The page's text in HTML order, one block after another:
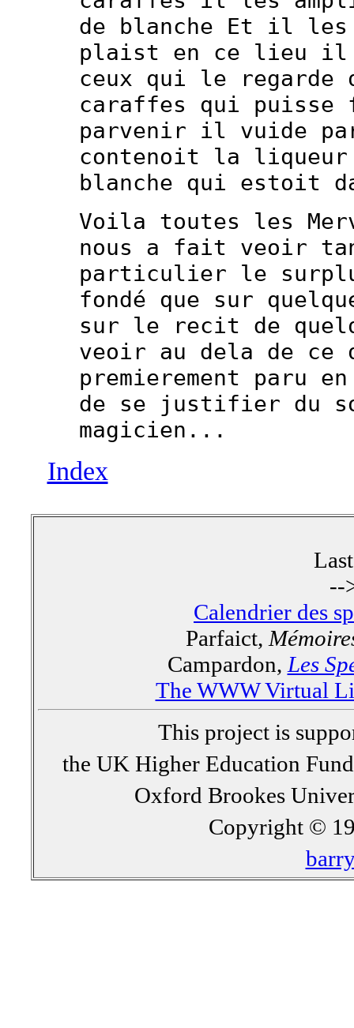
de blanche Et il
plaist en ce lieu il
ceux qui le regarde
caraffes qui puisse
parvenir il vuide
contenoit la
blanche qui estoit
Voila toutes les
nous a fait veoir
particulier le
fondé que sur
sur le recit de
veoir au dela de ce
premierement
de se justifier du
magicien...
Index
--
Calendrier des
Parfaict,
Campardon, Les
The WWW Virtual
This project is
the UK Higher Education
Oxford Brookes
Copyright ©